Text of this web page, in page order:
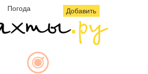
Погода Добавить